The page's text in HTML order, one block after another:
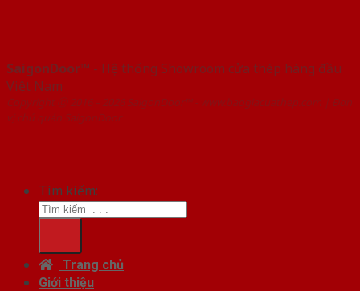
SaigonDoor™ - Hệ thống Showroom cửa thép hàng đầu
Việt Nam
Copyright ⓒ 2016 – 2026 SaigonDoor™ - www.baogiacuathep.com | Đơn
vị chủ quản SaigonDoor
Tìm kiếm:
Trang chủ
Giới thiệu